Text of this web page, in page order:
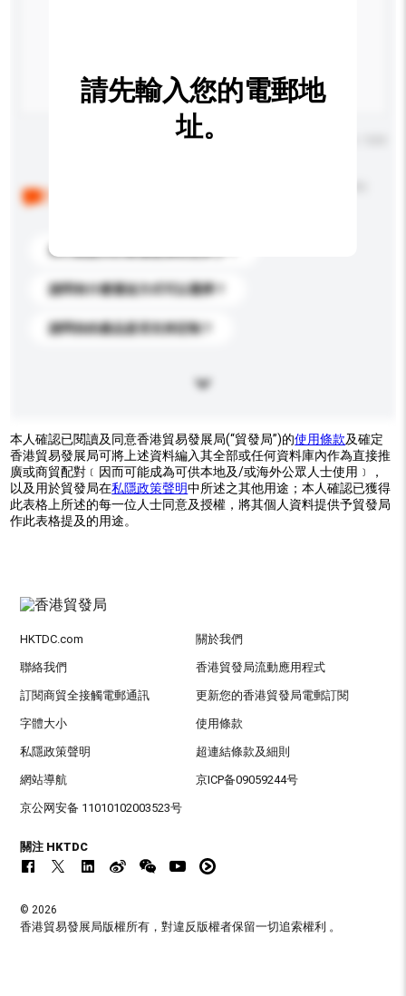
你們能提供的最優惠價格是多少？
請問有什麼運送方式可以選擇？
請問你的產品是否支持定制？
請先輸入您的電郵地
址。
本人確認已閱讀及同意香港貿易發展局(“貿發局”)的使用條款及確定
香港貿易發展局可將上述資料編入其全部或任何資料庫內作為直接推
廣或商貿配對﹝因而可能成為可供本地及/或海外公眾人士使用﹞，
以及用於貿發局在私隱政策聲明中所述之其他用途；本人確認已獲得
此表格上所述的每一位人士同意及授權，將其個人資料提供予貿發局
作此表格提及的用途。
HKTDC.com 關於我們
聯絡我們 香港貿發局流動應用程式
訂閱商貿全接觸電郵通訊 更新您的香港貿發局電郵訂閱
字體大小 使用條款
私隱政策聲明 超連結條款及細則
網站導航 京ICP备09059244号
京公网安备 11010102003523号
關注 HKTDC
© 2026
香港貿易發展局版權所有，對違反版權者保留一切追索權利 。